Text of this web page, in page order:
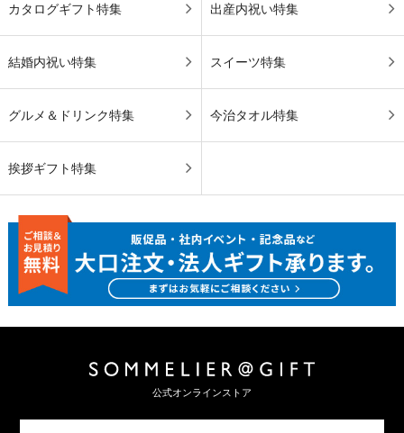
カタログギフト特集 出産内祝い特集
結婚内祝い特集 スイーツ特集
グルメ＆ドリンク特集 今治タオル特集
挨拶ギフト特集
公式オンラインストア